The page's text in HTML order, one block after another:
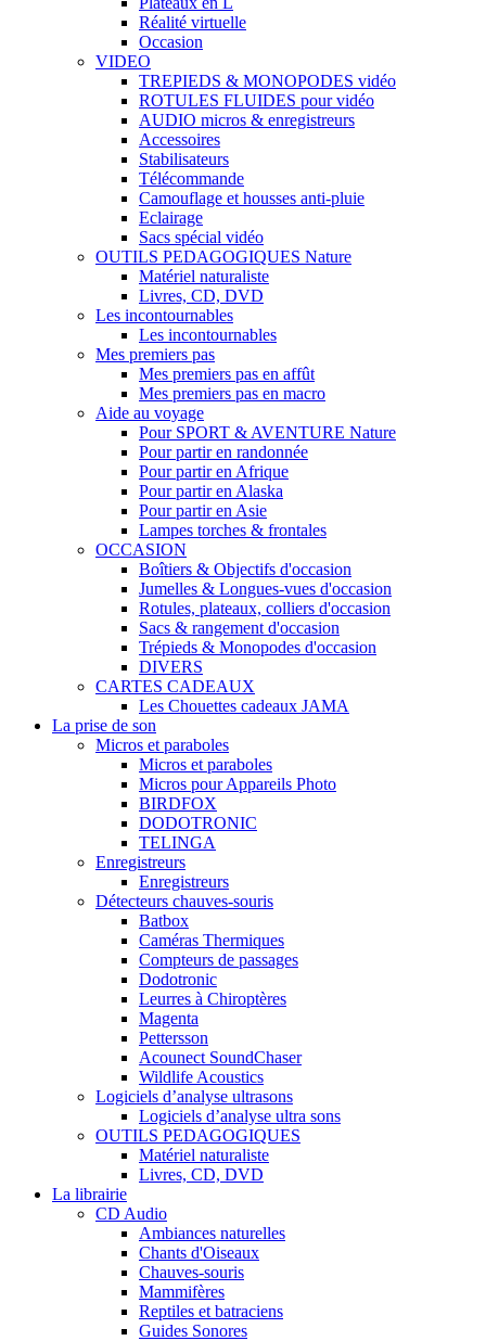
Réalité virtuelle
Occasion
VIDEO
TREPIEDS & MONOPODES vidéo
ROTULES FLUIDES pour vidéo
AUDIO micros & enregistreurs
Accessoires
Stabilisateurs
Télécommande
Camouflage et housses anti-pluie
Eclairage
Sacs spécial vidéo
OUTILS PEDAGOGIQUES Nature
Matériel naturaliste
Livres, CD, DVD
Les incontournables
Les incontournables
Mes premiers pas
Mes premiers pas en affût
Mes premiers pas en macro
Aide au voyage
Pour SPORT & AVENTURE Nature
Pour partir en randonnée
Pour partir en Afrique
Pour partir en Alaska
Pour partir en Asie
Lampes torches & frontales
OCCASION
Boîtiers & Objectifs d'occasion
Jumelles & Longues-vues d'occasion
Rotules, plateaux, colliers d'occasion
Sacs & rangement d'occasion
Trépieds & Monopodes d'occasion
DIVERS
CARTES CADEAUX
Les Chouettes cadeaux JAMA
La prise de son
Micros et paraboles
Micros et paraboles
Micros pour Appareils Photo
BIRDFOX
DODOTRONIC
TELINGA
Enregistreurs
Enregistreurs
Détecteurs chauves-souris
Batbox
Caméras Thermiques
Compteurs de passages
Dodotronic
Leurres à Chiroptères
Magenta
Pettersson
Acounect SoundChaser
Wildlife Acoustics
Logiciels d’analyse ultrasons
Logiciels d’analyse ultra sons
OUTILS PEDAGOGIQUES
Matériel naturaliste
Livres, CD, DVD
La librairie
CD Audio
Ambiances naturelles
Chants d'Oiseaux
Chauves-souris
Mammifères
Reptiles et batraciens
Guides Sonores